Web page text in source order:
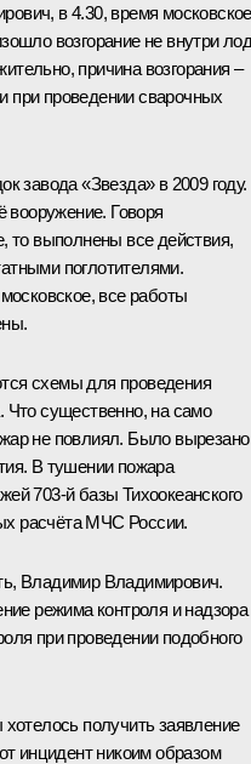
в 4.30, время
возгорание не внутри
причина возгорания –
при проведении сварочных
завода «Звезда» в 2009 году.
вооружение. Говоря
то выполнены все действия,
поглотителями.
все работы
схемы для проведения
Что существенно, на само
не повлиял. Было вырезано
В тушении пожара
703‑й базы Тихоокеанского
расчёта МЧС России.
Владимир Владимирович.
режима контроля и надзора
при проведении подобного
получить заявление
инцидент никоим образом